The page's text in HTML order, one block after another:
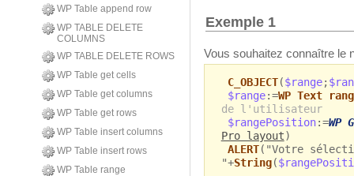
WP Table append row
WP TABLE DELETE
COLUMNS
WP TABLE DELETE ROWS
WP Table get cells
WP Table get columns
WP Table get rows
WP Table insert columns
WP Table insert rows
WP Table range
Exemple 1
Vous souhaitez connaître le
C_OBJECT($range;
$range:=WP Text
de l'utilisateur
$rangePosition:=WP
Pro layout)
ALERT("Votre
"+String(